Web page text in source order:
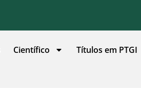
Científico Títulos em PTGI